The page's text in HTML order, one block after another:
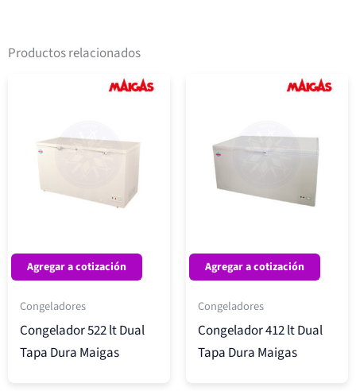
Productos relacionados
Agregar a cotización
Congeladores
Congelador 522 lt Dual
Tapa Dura Maigas
Agregar a cotización
Congeladores
Congelador 412 lt Dual
Tapa Dura Maigas